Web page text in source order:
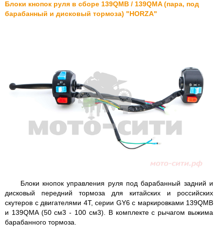
Блоки кнопок руля в сборе 139QMB / 139QMA (пара, под
барабанный и дисковый тормоза) "HORZA"
Блоки кнопок управления руля под барабанный задний и
дисковый передний тормоза для китайских и российских
скутеров с двигателями 4Т, серии GY6 с маркировками 139QMB
и 139QMA (50 см3 - 100 см3). В комплекте с рычагом выжима
барабанного тормоза.